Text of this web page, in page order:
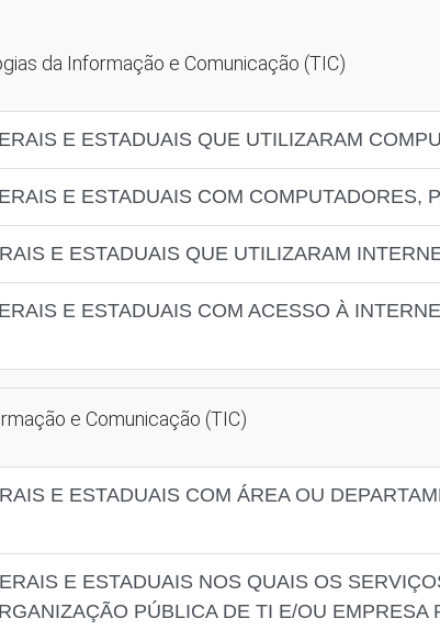
da Informação e Comunicação (TIC)
E ESTADUAIS QUE UTILIZARAM
E ESTADUAIS COM COMPUTADORES,
E ESTADUAIS QUE UTILIZARAM
E ESTADUAIS COM ACESSO À
e Comunicação (TIC)
E ESTADUAIS COM ÁREA OU
E ESTADUAIS NOS QUAIS OS
PÚBLICA DE TI E/OU EMPRESA